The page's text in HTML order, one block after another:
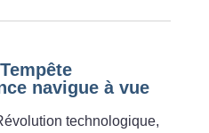
navigue à vue
technologique,